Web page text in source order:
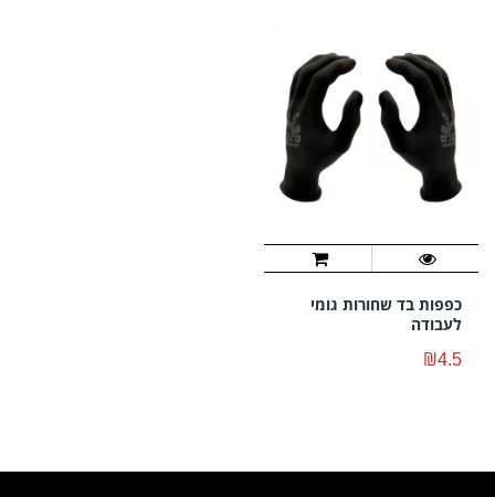
כפפות בד שחורות גומי
לעבודה
₪4.5